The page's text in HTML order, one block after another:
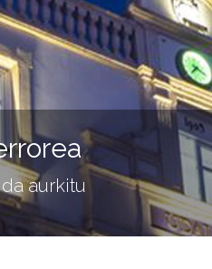
aurkitu